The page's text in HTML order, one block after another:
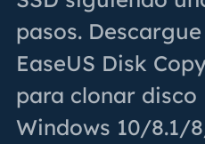
pasos.
EaseUS Disk
para clonar disco
Windows 10/8.1/